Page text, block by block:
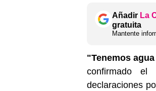
Añadir La
gratuita
Mantente
"Tenemos
confirmado el
declaraciones